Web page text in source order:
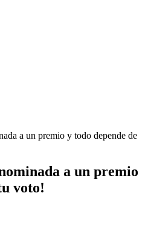
a un premio y todo depende de
a un premio
voto!